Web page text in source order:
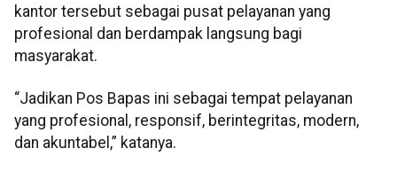
kantor tersebut sebagai pusat pelayanan yang
profesional dan berdampak langsung bagi
masyarakat.
“Jadikan Pos Bapas ini sebagai tempat pelayanan
yang profesional, responsif, berintegritas, modern,
dan akuntabel,” katanya.